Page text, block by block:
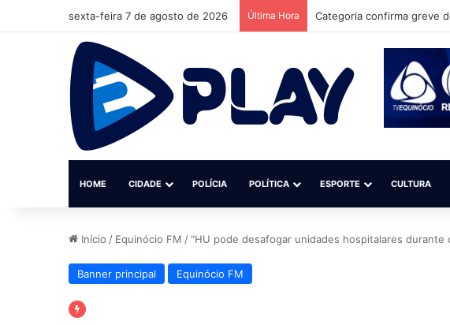
sexta-feira 7 de agosto de 2026 Última Hora Categoria confirma greve
HOME CIDADE POLÍCIA POLÍTICA ESPORTE CULTURA
Início / Equinócio FM /“HU pode desafogar unidades hospitalares durante
Banner principal Equinócio FM